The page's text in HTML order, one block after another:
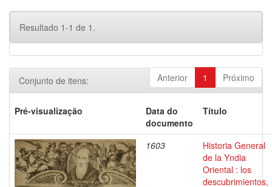
Resultado 1-1 de 1.
Anterior 1 Próximo
Conjunto de itens:
Pré-visualização
Data do
documento
Título
1603
Historia General
de la Yndia
Oriental : los
descubrimientos,